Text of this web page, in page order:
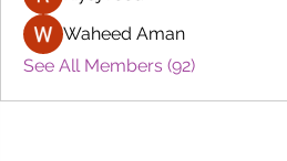
Waheed Aman
See All Members (92)